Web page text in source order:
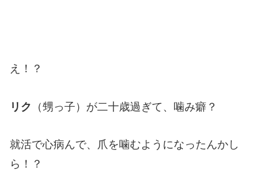
え！？
リク （甥っ子）が二十歳過ぎて、噛み癖？
就活で心病んで、爪を噛むようになったんかし
ら！？